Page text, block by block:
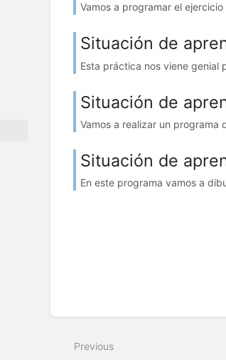
Vamos a programar el
Situación de
Esta práctica nos viene genial
Situación de
Vamos a realizar un programa
Situación de
En este programa vamos a
Previous